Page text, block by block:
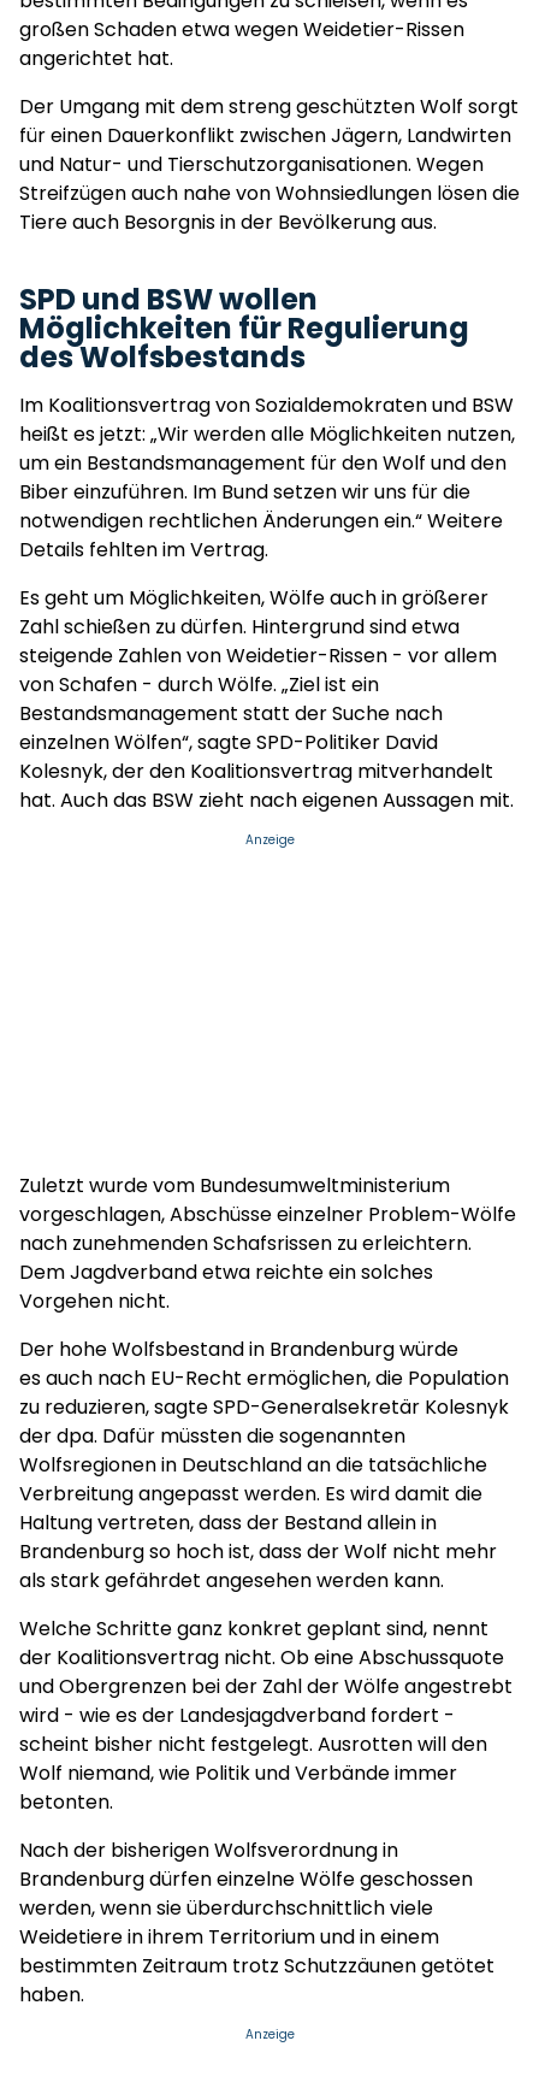
großen Schaden etwa wegen Weidetier-Rissen
angerichtet hat.
Der Umgang mit dem streng geschützten Wolf sorgt
für einen Dauerkonflikt zwischen Jägern, Landwirten
und Natur- und Tierschutzorganisationen. Wegen
Streifzügen auch nahe von Wohnsiedlungen lösen die
Tiere auch Besorgnis in der Bevölkerung aus.
SPD und BSW wollen
Möglichkeiten für Regulierung
des Wolfsbestands
Im Koalitionsvertrag von Sozialdemokraten und BSW
heißt es jetzt: „Wir werden alle Möglichkeiten nutzen,
um ein Bestandsmanagement für den Wolf und den
Biber einzuführen. Im Bund setzen wir uns für die
notwendigen rechtlichen Änderungen ein.“ Weitere
Details fehlten im Vertrag.
Es geht um Möglichkeiten, Wölfe auch in größerer
Zahl schießen zu dürfen. Hintergrund sind etwa
steigende Zahlen von Weidetier-Rissen - vor allem
von Schafen - durch Wölfe. „Ziel ist ein
Bestandsmanagement statt der Suche nach
einzelnen Wölfen“, sagte SPD-Politiker David
Kolesnyk, der den Koalitionsvertrag mitverhandelt
hat. Auch das BSW zieht nach eigenen Aussagen mit.
Anzeige
Zuletzt wurde vom Bundesumweltministerium
vorgeschlagen, Abschüsse einzelner Problem-Wölfe
nach zunehmenden Schafsrissen zu erleichtern.
Dem Jagdverband etwa reichte ein solches
Vorgehen nicht.
Der hohe Wolfsbestand in Brandenburg würde
es auch nach EU-Recht ermöglichen, die Population
zu reduzieren, sagte SPD-Generalsekretär Kolesnyk
der dpa. Dafür müssten die sogenannten
Wolfsregionen in Deutschland an die tatsächliche
Verbreitung angepasst werden. Es wird damit die
Haltung vertreten, dass der Bestand allein in
Brandenburg so hoch ist, dass der Wolf nicht mehr
als stark gefährdet angesehen werden kann.
Welche Schritte ganz konkret geplant sind, nennt
der Koalitionsvertrag nicht. Ob eine Abschussquote
und Obergrenzen bei der Zahl der Wölfe angestrebt
wird - wie es der Landesjagdverband fordert -
scheint bisher nicht festgelegt. Ausrotten will den
Wolf niemand, wie Politik und Verbände immer
betonten.
Nach der bisherigen Wolfsverordnung in
Brandenburg dürfen einzelne Wölfe geschossen
werden, wenn sie überdurchschnittlich viele
Weidetiere in ihrem Territorium und in einem
bestimmten Zeitraum trotz Schutzzäunen getötet
haben.
Anzeige